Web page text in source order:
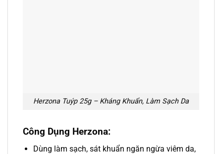
Herzona Tuýp 25g – Kháng Khuẩn, Làm Sạch Da
Công Dụng Herzona:
Dùng làm sạch, sát khuẩn ngăn ngừa viêm da,